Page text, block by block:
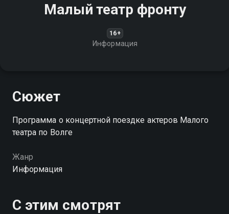
Малый театр фронту
16+
Информация
Сюжет
Программа о концертной поездке актеров Малого
театра по Волге
Жанр
Информация
С этим смотрят